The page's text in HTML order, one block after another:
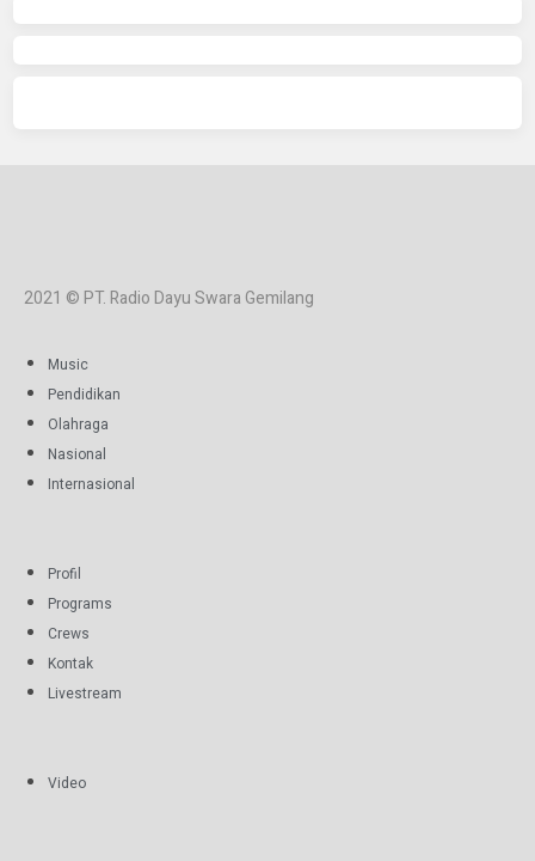
2021 © PT. Radio Dayu Swara Gemilang
Music
Pendidikan
Olahraga
Nasional
Internasional
Profil
Programs
Crews
Kontak
Livestream
Video